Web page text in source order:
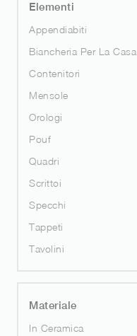
Elementi
Appendiabiti
Biancheria Per La Casa
Contenitori
Mensole
Orologi
Pouf
Quadri
Scrittoi
Specchi
Tappeti
Tavolini
Materiale
In Ceramica